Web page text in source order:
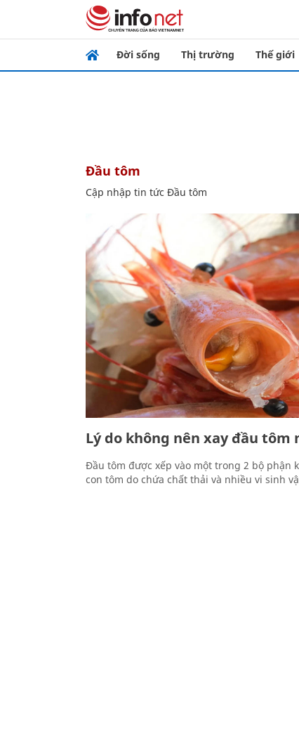
Đời sống Thị trường Thế giới
Đầu tôm
Cập nhập tin tức Đầu tôm
Lý do không nên xay đầu tôm
Đầu tôm được xếp vào một trong 2 bộ phận
con tôm do chứa chất thải và nhiều vi sinh